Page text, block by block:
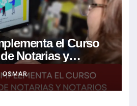
el Curso
Notarias y
2026
OSMAR